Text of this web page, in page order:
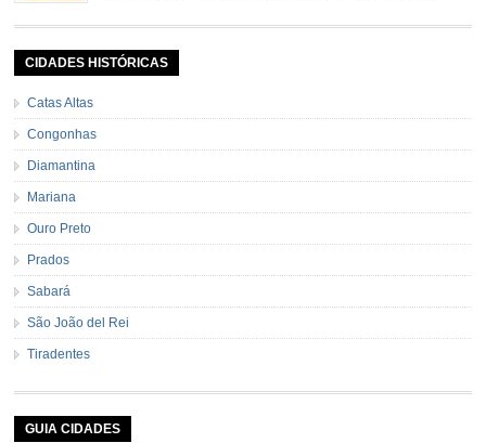
pele e sem sementes 1 pitada de noz moscada Salsa e cebolinha Pimenta
CIDADES HISTÓRICAS
Catas Altas
Congonhas
Diamantina
Mariana
Ouro Preto
Prados
Sabará
São João del Rei
Tiradentes
GUIA CIDADES